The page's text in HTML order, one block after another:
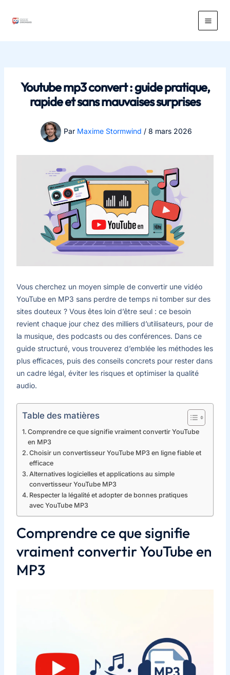
Main
Youtube mp3 convert : guide pratique,
rapide et sans mauvaises surprises
Par Maxime Stormwind / 8 mars 2026
Vous cherchez un moyen simple de convertir une vidéo
YouTube en MP3 sans perdre de temps ni tomber sur des
sites douteux ? Vous êtes loin d’être seul : ce besoin
revient chaque jour chez des milliers d’utilisateurs, pour de
la musique, des podcasts ou des conférences. Dans ce
guide structuré, vous trouverez d’emblée les méthodes les
plus efficaces, puis des conseils concrets pour rester dans
un cadre légal, éviter les risques et optimiser la qualité
audio.
Table des matières
Comprendre ce que signifie vraiment convertir YouTube
en MP3
Choisir un convertisseur YouTube MP3 en ligne fiable et
efficace
Alternatives logicielles et applications au simple
convertisseur YouTube MP3
Respecter la légalité et adopter de bonnes pratiques
avec YouTube MP3
Comprendre ce que signifie
vraiment convertir YouTube en
MP3